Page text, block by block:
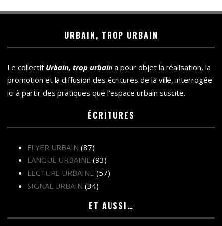
URBAIN, TROP URBAIN
Le collectif Urbain, trop urbain a pour objet la réalisation, la
promotion et la diffusion des écritures de la ville, interrogée
ici à partir des pratiques que l’espace urbain suscite.
ÉCRITURES
FLYER URBAIN (87)
LANGUE URBAINE (93)
LECTURE URBAINE (57)
SIGNAL URBAIN (34)
ET AUSSI…